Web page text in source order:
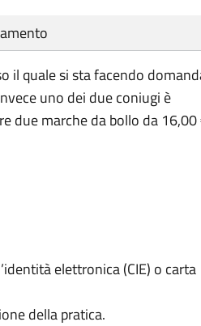
il quale si sta facendo
uno dei due coniugi è
due marche da bollo da 16,00
elettronica (CIE) o carta
della pratica.